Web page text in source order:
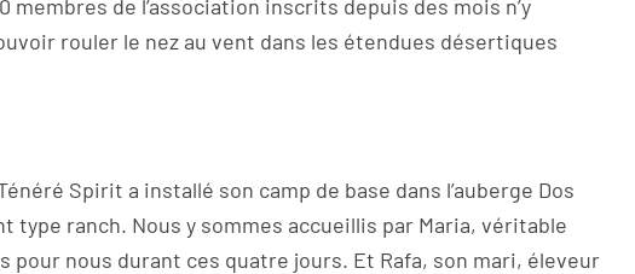
membres de l’association inscrits depuis des mois n’y
rouler le nez au vent dans les étendues désertiques
Spirit a installé son camp de base dans l’auberge Dos
type ranch. Nous y sommes accueillis par Maria, véritable
pour nous durant ces quatre jours. Et Rafa, son mari, éleveur